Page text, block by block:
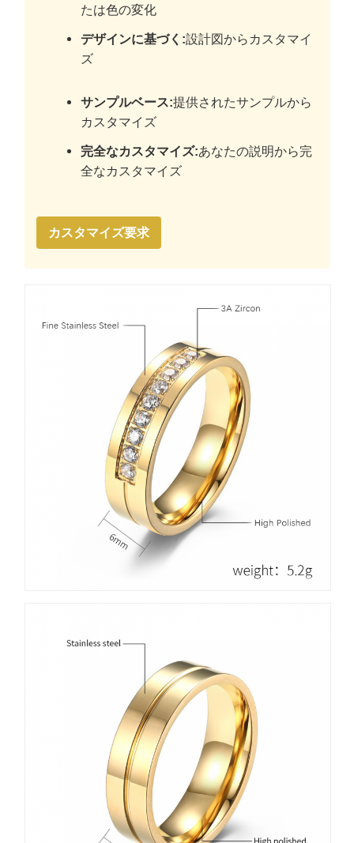
たは色の変化
デザインに基づく:設計図からカスタマイ
ズ
サンプルベース:提供されたサンプルから
カスタマイズ
完全なカスタマイズ:あなたの説明から完
全なカスタマイズ
カスタマイズ要求